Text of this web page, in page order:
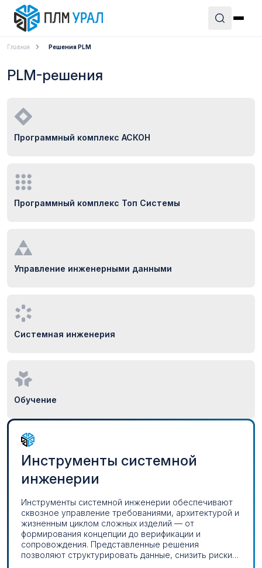
Главная Решения PLM
PLM-решения
Программный комплекс АСКОН
Программный комплекс Топ Системы
Управление инженерными данными
Системная инженерия
Обучение
Инструменты системной
инженерии
Инструменты системной инженерии обеспечивают
сквозное управление требованиями, архитектурой и
жизненным циклом сложных изделий — от
формирования концепции до верификации и
сопровождения. Представленные решения
позволяют структурировать данные, снизить риски